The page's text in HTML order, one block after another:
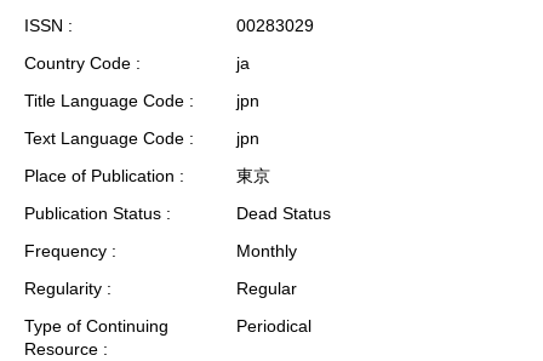
ISSN
00283029
Country Code
ja
Title Language Code
jpn
Text Language Code
jpn
Place of Publication
東京
Publication Status
Dead Status
Frequency
Monthly
Regularity
Regular
Type of Continuing
Resource
Periodical